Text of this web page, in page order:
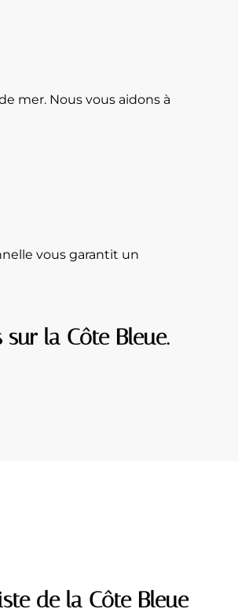
mer. Nous vous aidons à
vous garantit un
la Côte Bleue.
de la Côte Bleue